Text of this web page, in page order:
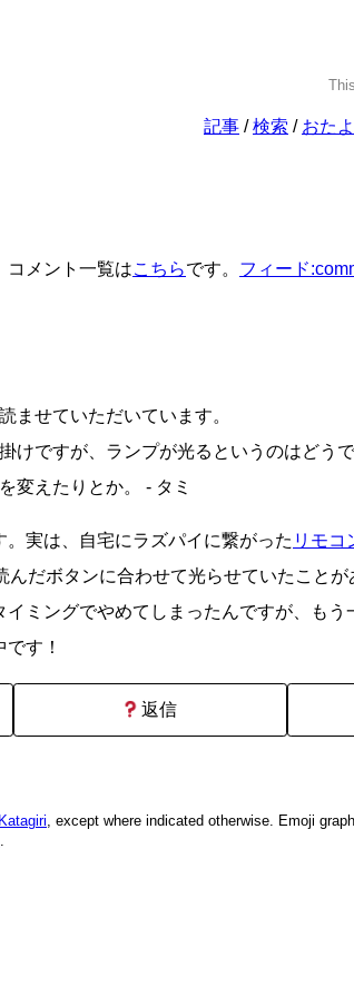
記事 検索 おた
コメント一覧はこちらです。 フィード
ませていただいています。
けですが、ランプが光るというのはどう
変えたりとか。 - タミ
実は、自宅にラズパイに繋がった リモコ
んだボタンに合わせて光らせていたことが
ミングでやめてしまったんですが、もう
す！
返信
, except where indicated otherwise. Emoji
.